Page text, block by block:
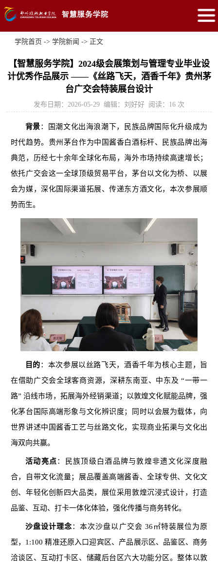
学院首页 -> 学院新闻 -> 正文
【智慧服务学院】2024级会展策划与管理专业毕业设
计优秀作品展示 ——《丝路飞天，酒香千年》贵州茅
台广交会特装展台设计
发布日期：2026-05-29 编辑：刘好好 阅读： 16 次
背景：国潮文化出海浪潮下，民族品牌国际化升级成为
时代趋势。贵州茅台作为中国酱香白酒标杆、民族品牌出海
典范，历经七十余年全球化布局，海外市场持续高速增长；
依托广交会这一全球顶级贸易平台，茅台以文化为桥、以展
会为媒，深化国际渠道拓展、传递东方酒文化，本次参展顺
势而生。
目的：本次参展以丝路飞天，酒香千年为核心主题，旨
在借助广交会全球客商资源，深耕东南亚、中东及 “一带一
路” 沿线市场，拓展海外经销渠道；以敦煌文化赋能品牌，强
化茅台国际高端形象与文化辨识度；同时以会展为载体，向
世界讲述中国酱香工艺与丝路文化，实现商业拓渠与文化出
海双向共赢。
活动亮点：民族顶级白酒品牌与敦煌非遗文化深度融
合，自带文化流量；展品覆盖高端酱香、全球专供、文化文
创、年轻化创新四大品类，展位采用敦煌沉浸式设计，打造
品鉴、互动、打卡一体化体验，强化传播与商务转化。
沙盘设计理念：本次沙盘以广交会 36㎡特装展位为原
型，1:100 精准还原入口迎宾区、产品展示区、品鉴区、商务
洽谈区、互动打卡区、储藏后台区六大功能分区。整体以敦